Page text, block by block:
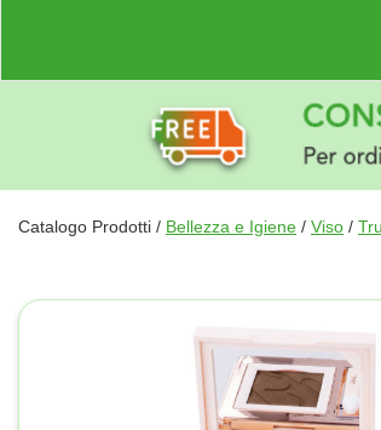
Catalogo Prodotti / Bellezza e Igiene / Viso /